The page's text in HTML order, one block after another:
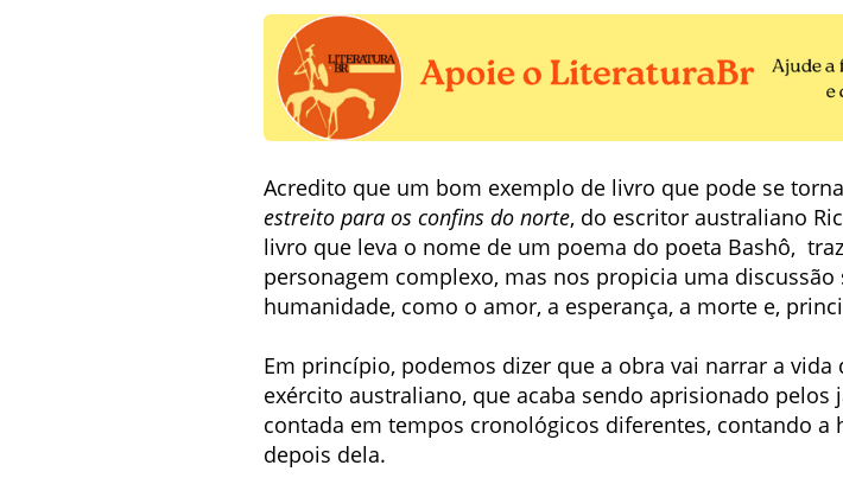
Acredito que um bom exemplo de livro que pode se
estreito para os confins do norte, do escritor australiano
livro que leva o nome de um poema do poeta Bashô,
personagem complexo, mas nos propicia uma
humanidade, como o amor, a esperança, a morte e,
Em princípio, podemos dizer que a obra vai narrar a
exército australiano, que acaba sendo aprisionado pelos
contada em tempos cronológicos diferentes, contando
depois dela.